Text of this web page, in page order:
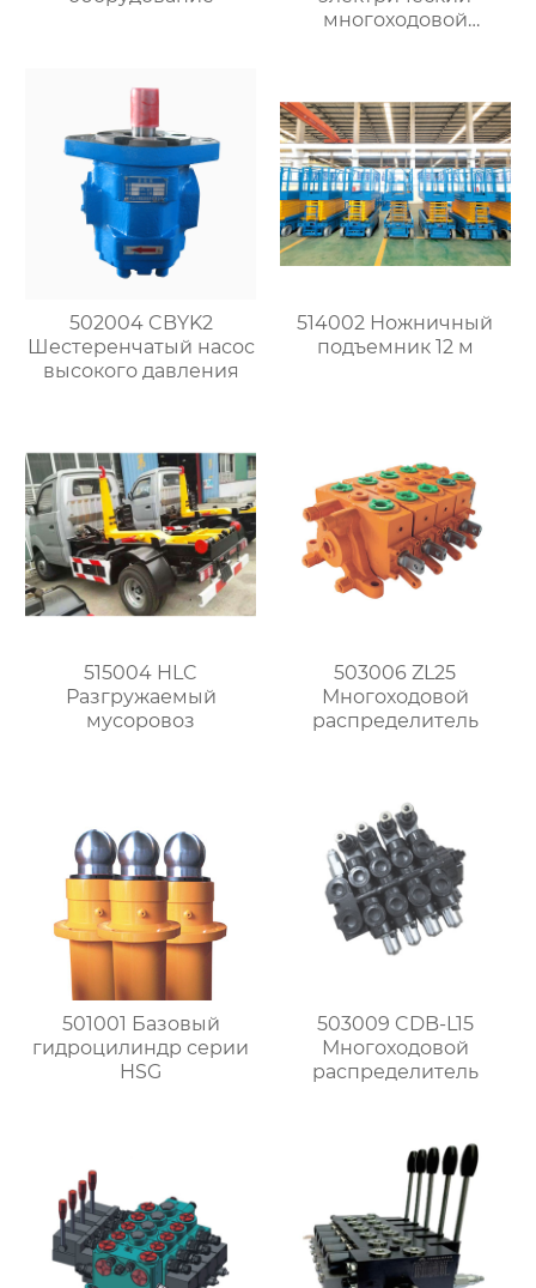
многоходовой
502004 CBYK2
Шестеренчатый насос
высокого давления
514002 Ножничный
подъемник 12 м
515004 HLC
Разгружаемый
мусоровоз
503006 ZL25
Многоходовой
распределитель
501001 Базовый
гидроцилиндр серии
HSG
503009 CDB-L15
Многоходовой
распределитель